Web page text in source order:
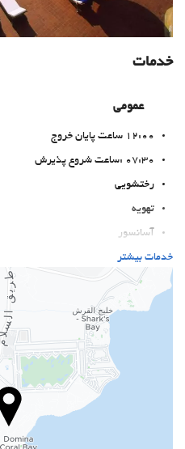
خدمات
عمومی
12:00 ساعت پایان خروج
07:30 :ساعت شروع پذیرش
رختشویی
تهویه
آسانسور
دسترسی افراد با محدودیت‌های حرکتی
اتاق‌های غیرسیگاری‌ها
حیوانات خانگی مجاز نیست
بهداشت و سلامتی
Private Beach Area
حوله مخصوص ساحل یا استخر
خدمات بیشتر